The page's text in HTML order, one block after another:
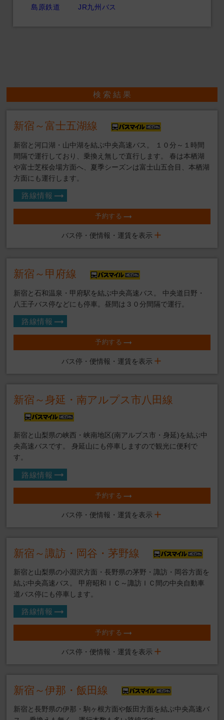
島原鉄道 JR九州バス
検 索 結 果
新宿～富士五湖線
新宿と河口湖・山中湖を結ぶ中央高速バス。 １０分～１時間
間隔で運行しており、乗換え無しで直行します。 春は本栖湖
や富士芝桜会場方面へ、夏季シーズンは富士山五合目、本栖湖
方面にも運行します。
路線情報
予約する
バス停・便情報・運賃を表示
新宿～甲府線
新宿と石和温泉・甲府駅を結ぶ中央高速バス。 中央道日野・
八王子バス停などにも停車。昼間は３０分間隔で運行。
路線情報
予約する
バス停・便情報・運賃を表示
新宿～身延・南アルプス市八田線
新宿と山梨県の峡西・峡南地区(南アルプス市・身延)を結ぶ中
央高速バスです。 身延山にも停車しますので観光に便利で
す。
路線情報
予約する
バス停・便情報・運賃を表示
新宿～諏訪・岡谷・茅野線
新宿と山梨県の小淵沢方面・長野県の茅野・諏訪・岡谷方面を
結ぶ中央高速バス。 甲府昭和ＩＣ～諏訪ＩＣ間の中央自動車
道バス停にも停車します。
路線情報
予約する
バス停・便情報・運賃を表示
新宿～伊那・飯田線
新宿と長野県の伊那・駒ヶ根方面や飯田方面を結ぶ中央高速バ